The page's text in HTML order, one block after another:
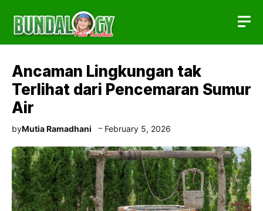
content
Ancaman Lingkungan tak
Terlihat dari Pencemaran Sumur
Air
byMutia Ramadhani February 5, 2026